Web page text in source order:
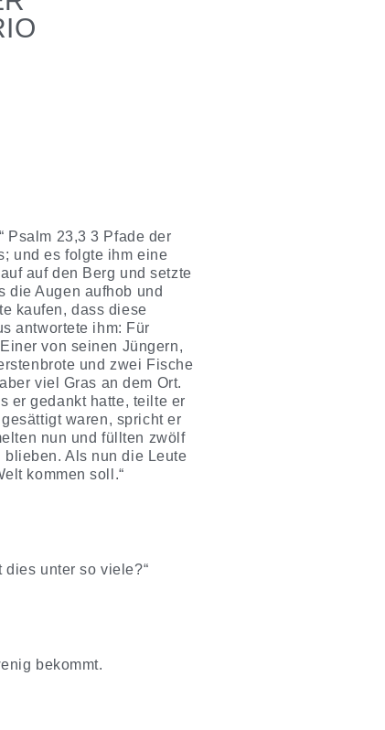
Psalm 23,3 3 Pfade der
und es folgte ihm eine
auf den Berg und setzte
die Augen aufhob und
kaufen, dass diese
antwortete ihm: Für
von seinen Jüngern,
und zwei Fische
viel Gras an dem Ort.
er gedankt hatte, teilte er
waren, spricht er
nun und füllten zwölf
blieben. Als nun die Leute
kommen soll.“
unter so viele?“
bekommt.